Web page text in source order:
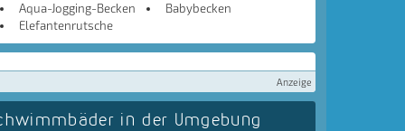
Aqua-Jogging-Becken
Babybecken
Elefantenrutsche
Anzeige
in der Umgebung